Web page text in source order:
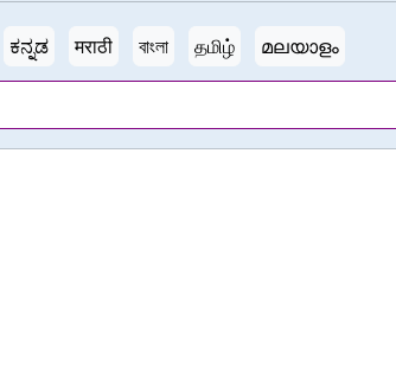
ಕನ್ನಡ मराठी বাংলা தமிழ் മലയാളം